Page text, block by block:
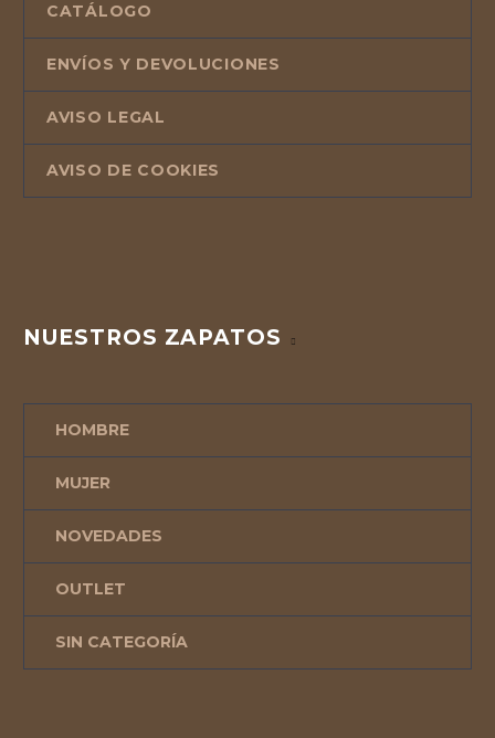
CATÁLOGO
ENVÍOS Y DEVOLUCIONES
AVISO LEGAL
AVISO DE COOKIES
NUESTROS ZAPATOS
HOMBRE
MUJER
NOVEDADES
OUTLET
SIN CATEGORÍA